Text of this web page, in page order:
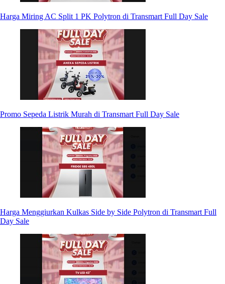
Harga Miring AC Split 1 PK Polytron di Transmart Full Day Sale
Promo Sepeda Listrik Murah di Transmart Full Day Sale
Harga Menggiurkan Kulkas Side by Side Polytron di Transmart Full
Day Sale